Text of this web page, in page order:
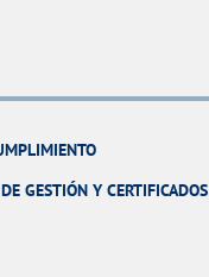
GESTIÓN Y CERTIFICADOS